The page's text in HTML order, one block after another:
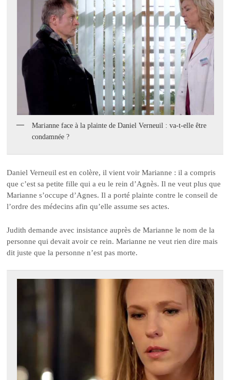
Marianne face à la plainte de Daniel Verneuil : va-t-elle être
condamnée ?
Daniel Verneuil est en colère, il vient voir Marianne : il a compris
que c’est sa petite fille qui a eu le rein d’Agnès. Il ne veut plus que
Marianne s’occupe d’Agnes. Il a porté plainte contre le conseil de
l’ordre des médecins afin qu’elle assume ses actes.
Judith demande avec insistance auprès de Marianne le nom de la
personne qui devait avoir ce rein. Marianne ne veut rien dire mais
dit juste que la personne n’est pas morte.